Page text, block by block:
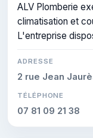
ALV Plomberie
climatisation et
L'entreprise
ADRESSE
2 rue Jean
TÉLÉPHONE
07 81 09 21 38